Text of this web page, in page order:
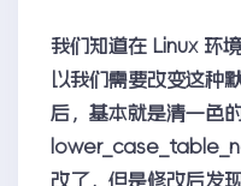
我们知道在 Linux 环
以我们需要改变这种
后，基本就是清一色
改了，但是修改后发